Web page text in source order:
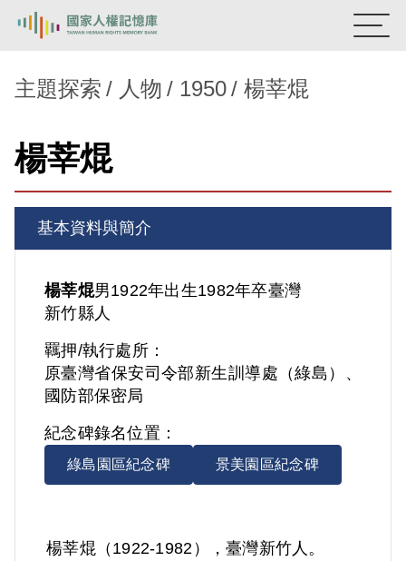
新生訓導處
主題探索
背景知識
關於我們
主題探索 人物 1950 楊莘焜
楊莘焜
基本資料與簡介
楊莘焜男1922年出生1982年卒臺灣
新竹縣人
羈押/執行處所：
原臺灣省保安司令部新生訓導處（綠島）、
國防部保密局
紀念碑錄名位置：
綠島園區紀念碑 景美園區紀念碑
楊莘焜（1922-1982），臺灣新竹人。